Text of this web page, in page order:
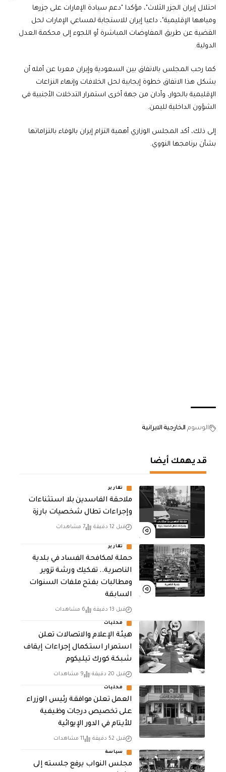
احتلال إيران الجزر الثلاث"، مؤكدا "دعم سيادة الإمارات على جزرها
ومياهها الإقليمية"، داعيا إيران للاستجابة لمساعي الإمارات لحل
القضية عن طريق المفاوضات المباشرة أو اللجوء إلى محكمة العدل
الدولية.
كما رحب المجلس بالاتفاق بين السعودية وإيران معربا عن أمله أن
يشكل هذا الاتفاق خطوة إيجابية لحل الخلافات وإنهاء النزاعات
الإقليمية بالحوار، وأدان من جهة أخرى استمرار التدخلات الأجنبية في
الشؤون الداخلية لليمن.
إلى ذلك، أكد المجلس الوزاري أهمية التزام إيران بالوفاء بالتزاماتها
بشأن برنامجها النووي.
الوسوم الخارجية الايرانية
قد يهمك أيضا
تقارير
ملاحقة الفاسدين بلا استثناءات
وإجراءات تطال شخصيات بارزة
قبل 12 دقيقة 7 مشاهدات
تقارير
حملة لمكافحة الفساد في بلدية
الناصرية.. تفكيك ورشة تزوير
ومطالبات بفتح ملفات السنوات
السابقة
قبل 13 دقيقة 6 مشاهدات
محليات
هيئة الإعلام والاتصالات تعلن
استمرار استكمال إجراءات إيقاف
شبكة كورك تيليكوم
قبل 20 دقيقة 9 مشاهدات
محليات
العمل تعلن موافقة رئيس الوزراء
على تخصيص درجات وظيفية
للأيتام في الدور الإيوائية
قبل 52 دقيقة 11 مشاهدات
سياسة
مجلس النواب يرفع جلسته إلى